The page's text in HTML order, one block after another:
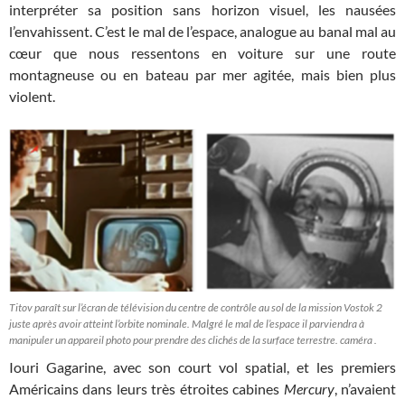
interpréter sa position sans horizon visuel, les nausées
l’envahissent. C’est le mal de l’espace, analogue au banal mal au
cœur que nous ressentons en voiture sur une route
montagneuse ou en bateau par mer agitée, mais bien plus
violent.
Titov paraît sur l’écran de télévision du centre de contrôle au sol de la mission Vostok 2
juste après avoir atteint l’orbite nominale. Malgré le mal de l’espace il parviendra à
manipuler un appareil photo pour prendre des clichés de la surface terrestre. caméra .
Iouri Gagarine, avec son court vol spatial, et les premiers
Américains dans leurs très étroites cabines Mercury, n’avaient